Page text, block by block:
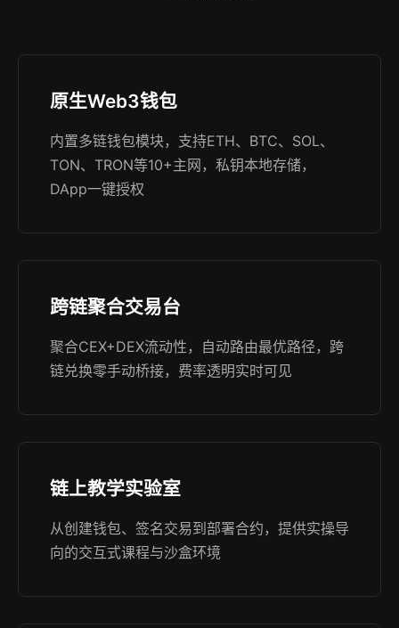
原生Web3钱包
内置多链钱包模块，支持ETH、BTC、SOL、
TON、TRON等10+主网，私钥本地存储，
DApp一键授权
跨链聚合交易台
聚合CEX+DEX流动性，自动路由最优路径，跨
链兑换零手动桥接，费率透明实时可见
链上教学实验室
从创建钱包、签名交易到部署合约，提供实操导
向的交互式课程与沙盒环境